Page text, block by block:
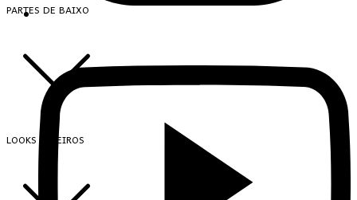
PARTES DE BAIXO
LOOKS INTEIROS